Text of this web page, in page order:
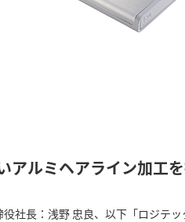
アルミヘアライン加工
社長：浅野 忠良、以下「ロジテ